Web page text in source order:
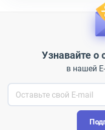
Узнавайте о
в нашей